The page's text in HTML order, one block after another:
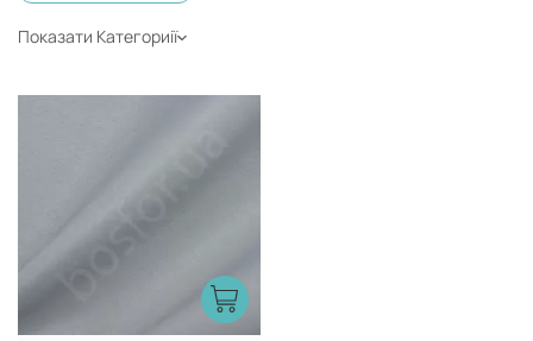
Показати Категориії